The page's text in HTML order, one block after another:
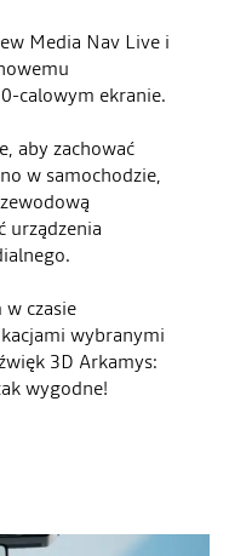
Media Nav Live i
calowym ekranie.
aby zachować
w samochodzie,
urządzenia
czasie
wybranymi
3D Arkamys:
wygodne!